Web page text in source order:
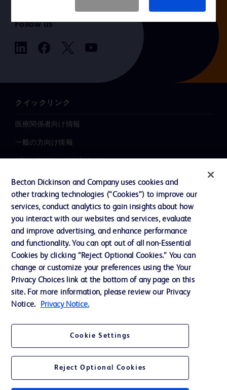
Follow us
クイックリンク
医療関係者向け情報
一般の方向け情報
プレスリリース / お知らせ
インクルージョン、ダイバー
シティ ＆ エクイティ
投資家向け情報（英語）
会社案内
お問い合わせ
Cookie Preferences
プライバシーポリシー
© 2026 BD. All rights reserved. BD and the BD Logo are trademarks of
Becton Dickinson and Company uses cookies and
other tracking technologies (“Cookies”) to improve our
services, conduct analytics to gain insights about how
you interact with our websites and services, evaluate
and improve advertising, and enhance performance
and functionality. You can opt out of all non-Essential
Cookies by clicking “Reject Optional Cookies.” You can
change or customize your preferences using the Your
Privacy Choices link at the bottom of any page on this
site. For more information, please review our Privacy
Notice.
Privacy Notice.
Cookie Settings
Reject Optional Cookies